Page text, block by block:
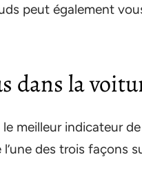
peut également
dans la
meilleur indicateur
des trois façons